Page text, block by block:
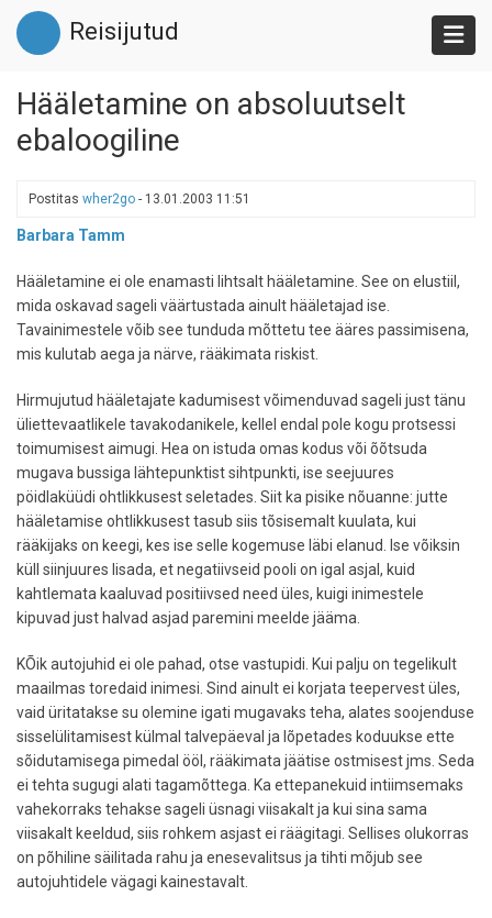
Liigu
edasi
põhisisu
Reisijutud
Hääletamine on absoluutselt
ebaloogiline
Postitas wher2go - 13.01.2003 11:51
Barbara Tamm
Hääletamine ei ole enamasti lihtsalt hääletamine. See on elustiil,
mida oskavad sageli väärtustada ainult hääletajad ise.
Tavainimestele võib see tunduda mõttetu tee ääres passimisena,
mis kulutab aega ja närve, rääkimata riskist.
Hirmujutud hääletajate kadumisest võimenduvad sageli just tänu
üliettevaatlikele tavakodanikele, kellel endal pole kogu protsessi
toimumisest aimugi. Hea on istuda omas kodus või õõtsuda
mugava bussiga lähtepunktist sihtpunkti, ise seejuures
pöidlaküüdi ohtlikkusest seletades. Siit ka pisike nõuanne: jutte
hääletamise ohtlikkusest tasub siis tõsisemalt kuulata, kui
rääkijaks on keegi, kes ise selle kogemuse läbi elanud. Ise võiksin
küll siinjuures lisada, et negatiivseid pooli on igal asjal, kuid
kahtlemata kaaluvad positiivsed need üles, kuigi inimestele
kipuvad just halvad asjad paremini meelde jääma.
KÕik autojuhid ei ole pahad, otse vastupidi. Kui palju on tegelikult
maailmas toredaid inimesi. Sind ainult ei korjata teepervest üles,
vaid üritatakse su olemine igati mugavaks teha, alates soojenduse
sisselülitamisest külmal talvepäeval ja lõpetades koduukse ette
sõidutamisega pimedal ööl, rääkimata jäätise ostmisest jms. Seda
ei tehta sugugi alati tagamõttega. Ka ettepanekuid intiimsemaks
vahekorraks tehakse sageli üsnagi viisakalt ja kui sina sama
viisakalt keeldud, siis rohkem asjast ei räägitagi. Sellises olukorras
on põhiline säilitada rahu ja enesevalitsus ja tihti mõjub see
autojuhtidele vägagi kainestavalt.